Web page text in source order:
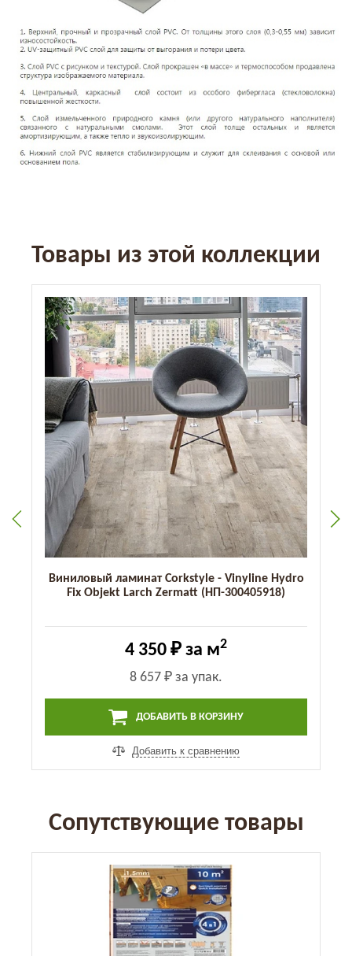
Товары из этой коллекции
Виниловый ламинат Corkstyle - Vinyline Hydro
Fix Objekt Larch Zermatt (НП-300405918)
4 350 ₽ за м2
8 657 ₽ за упак.
ДОБАВИТЬ В КОРЗИНУ
Добавить к сравнению
Сопутствующие товары